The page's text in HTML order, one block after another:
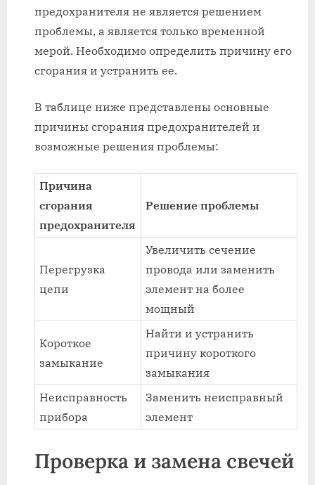
предохранителя не является решением
проблемы, а является только временной
мерой. Необходимо определить причину его
сгорания и устранить ее.
В таблице ниже представлены основные
причины сгорания предохранителей и
возможные решения проблемы:
Причина
сгорания
предохранителя
Решение проблемы
Перегрузка
цепи
Увеличить сечение
провода или заменить
элемент на более
мощный
Короткое
замыкание
Найти и устранить
причину короткого
замыкания
Неисправность
прибора
Заменить неисправный
элемент
Проверка и замена свечей